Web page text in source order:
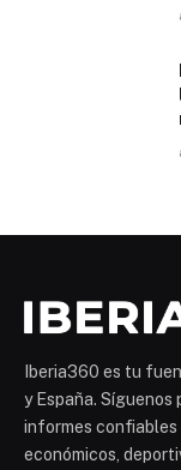
Iberia360 es tu
y España.
informes confiables
económicos,